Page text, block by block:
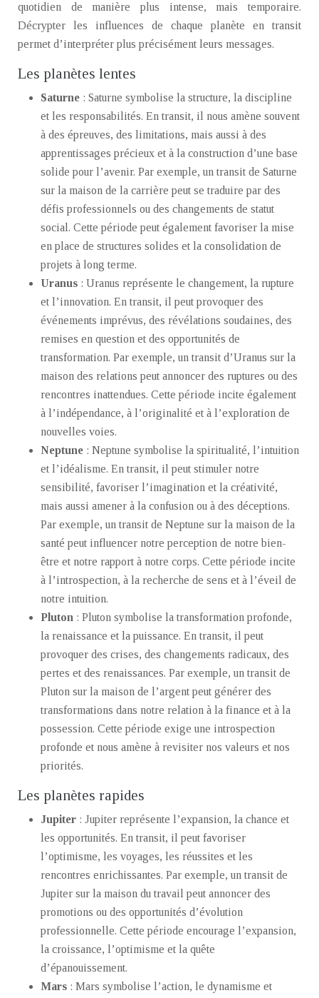
quotidien de manière plus intense, mais temporaire.
Décrypter les influences de chaque planète en transit
permet d’interpréter plus précisément leurs messages.
Les planètes lentes
Saturne : Saturne symbolise la structure, la discipline
et les responsabilités. En transit, il nous amène souvent
à des épreuves, des limitations, mais aussi à des
apprentissages précieux et à la construction d’une base
solide pour l’avenir. Par exemple, un transit de Saturne
sur la maison de la carrière peut se traduire par des
défis professionnels ou des changements de statut
social. Cette période peut également favoriser la mise
en place de structures solides et la consolidation de
projets à long terme.
Uranus : Uranus représente le changement, la rupture
et l’innovation. En transit, il peut provoquer des
événements imprévus, des révélations soudaines, des
remises en question et des opportunités de
transformation. Par exemple, un transit d’Uranus sur la
maison des relations peut annoncer des ruptures ou des
rencontres inattendues. Cette période incite également
à l’indépendance, à l’originalité et à l’exploration de
nouvelles voies.
Neptune : Neptune symbolise la spiritualité, l’intuition
et l’idéalisme. En transit, il peut stimuler notre
sensibilité, favoriser l’imagination et la créativité,
mais aussi amener à la confusion ou à des déceptions.
Par exemple, un transit de Neptune sur la maison de la
santé peut influencer notre perception de notre bien-
être et notre rapport à notre corps. Cette période incite
à l’introspection, à la recherche de sens et à l’éveil de
notre intuition.
Pluton : Pluton symbolise la transformation profonde,
la renaissance et la puissance. En transit, il peut
provoquer des crises, des changements radicaux, des
pertes et des renaissances. Par exemple, un transit de
Pluton sur la maison de l’argent peut générer des
transformations dans notre relation à la finance et à la
possession. Cette période exige une introspection
profonde et nous amène à revisiter nos valeurs et nos
priorités.
Les planètes rapides
Jupiter : Jupiter représente l’expansion, la chance et
les opportunités. En transit, il peut favoriser
l’optimisme, les voyages, les réussites et les
rencontres enrichissantes. Par exemple, un transit de
Jupiter sur la maison du travail peut annoncer des
promotions ou des opportunités d’évolution
professionnelle. Cette période encourage l’expansion,
la croissance, l’optimisme et la quête
d’épanouissement.
Mars : Mars symbolise l’action, le dynamisme et